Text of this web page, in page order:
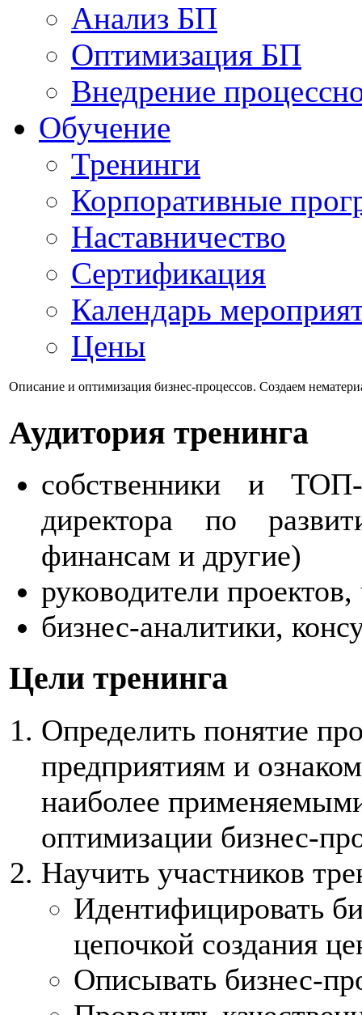
Анализ БП
Оптимизация БП
Внедрение
Обучениe
Тренинги
Корпоративные
Наставничество
Сертификация
Календарь
Цены
Описание и оптимизация бизнес-процессов. Создаем
Аудитория тренинга
собственники и
директора по
финансам и другие)
руководители
бизнес-аналитики,
Цели тренинга
Определить понятие
предприятиям и
наиболее
оптимизации бизнес-
Научить участников
Идентифицировать
цепочкой создания
Описывать бизнес-